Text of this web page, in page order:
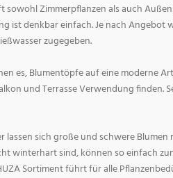
sowohl Zimmerpflanzen als auch
ist denkbar einfach. Je nach Angebot
zugegeben.
es, Blumentöpfe auf eine moderne
und Terrasse Verwendung finden.
lassen sich große und schwere
winterhart sind, können so einfach
Sortiment führt für alle